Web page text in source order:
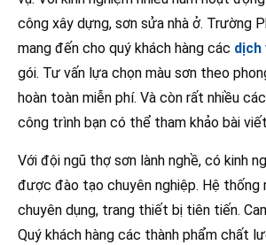
công xây dựng, sơn sửa nhà ở. Trường
mang đến cho quý khách hàng các dịch
gói. Tư vấn lựa chọn màu sơn theo
hoàn toàn miễn phí. Và còn rất nhiều
công trình bạn có thể tham khảo bài
Với đội ngũ thợ sơn lành nghề, có kinh
được đào tạo chuyên nghiệp. Hệ thống
chuyên dụng, trang thiết bị tiên tiến.
Quý khách hàng các thành phẩm chất